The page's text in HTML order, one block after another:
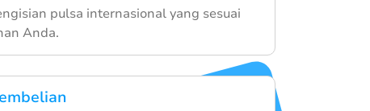
pulsa internasional yang sesuai
Anda.